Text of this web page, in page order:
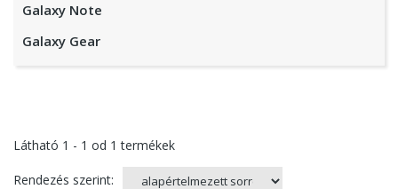
Galaxy Note
Galaxy Gear
Látható 1 - 1 od 1 termékek
Rendezés szerint: